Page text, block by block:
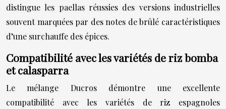
distingue les paellas réussies des versions industrielles
souvent marquées par des notes de brûlé caractéristiques
d’une surchauffe des épices.
Compatibilité avec les variétés de riz bomba
et calasparra
Le mélange Ducros démontre une excellente
compatibilité avec les variétés de riz espagnoles